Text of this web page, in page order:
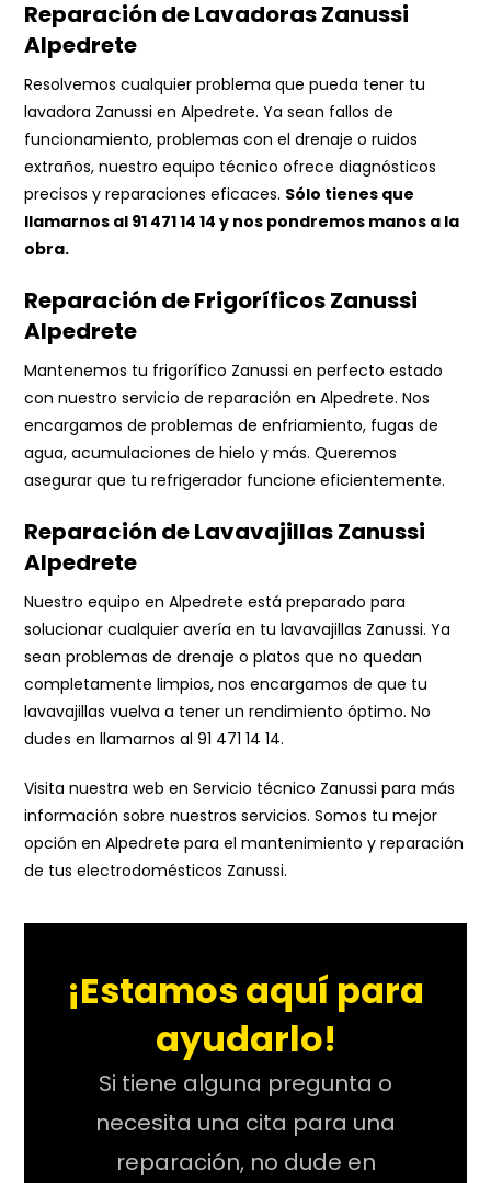
Reparación de Lavadoras Zanussi
Alpedrete
Resolvemos cualquier problema que pueda tener tu
lavadora Zanussi en Alpedrete. Ya sean fallos de
funcionamiento, problemas con el drenaje o ruidos
extraños, nuestro equipo técnico ofrece diagnósticos
precisos y reparaciones eficaces. Sólo tienes que
llamarnos al 91 471 14 14 y nos pondremos manos a la
obra.
Reparación de Frigoríficos Zanussi
Alpedrete
Mantenemos tu frigorífico Zanussi en perfecto estado
con nuestro servicio de reparación en Alpedrete. Nos
encargamos de problemas de enfriamiento, fugas de
agua, acumulaciones de hielo y más. Queremos
asegurar que tu refrigerador funcione eficientemente.
Reparación de Lavavajillas Zanussi
Alpedrete
Nuestro equipo en Alpedrete está preparado para
solucionar cualquier avería en tu lavavajillas Zanussi. Ya
sean problemas de drenaje o platos que no quedan
completamente limpios, nos encargamos de que tu
lavavajillas vuelva a tener un rendimiento óptimo. No
dudes en llamarnos al91 471 14 14.
Visita nuestra web enServicio técnico Zanussi para más
información sobre nuestros servicios. Somos tu mejor
opción en Alpedrete para el mantenimiento y reparación
de tus electrodomésticos Zanussi.
¡Estamos aquí para
ayudarlo!
Si tiene alguna pregunta o
necesita una cita para una
reparación, no dude en